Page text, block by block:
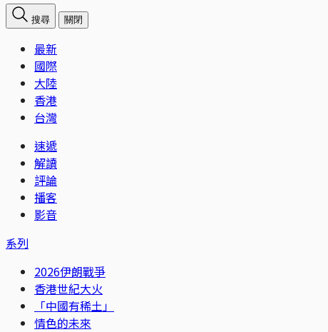
搜尋 關閉
最新
國際
大陸
香港
台灣
速遞
解讀
評論
播客
影音
系列
2026伊朗戰爭
香港世紀大火
「中國有稀土」
情色的未來